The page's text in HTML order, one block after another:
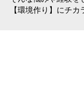
【環境作り】にチカ